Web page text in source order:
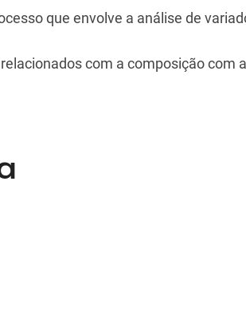
que envolve a análise de
com a composição com a